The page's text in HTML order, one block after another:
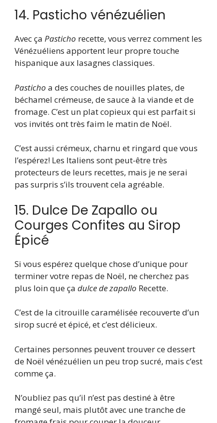
14. Pasticho vénézuélien
Avec ça Pasticho recette, vous verrez comment les
Vénézuéliens apportent leur propre touche
hispanique aux lasagnes classiques.
Pasticho a des couches de nouilles plates, de
béchamel crémeuse, de sauce à la viande et de
fromage. C’est un plat copieux qui est parfait si
vos invités ont très faim le matin de Noël.
C’est aussi crémeux, charnu et ringard que vous
l’espérez! Les Italiens sont peut-être très
protecteurs de leurs recettes, mais je ne serai
pas surpris s’ils trouvent cela agréable.
15. Dulce De Zapallo ou
Courges Confites au Sirop
Épicé
Si vous espérez quelque chose d’unique pour
terminer votre repas de Noël, ne cherchez pas
plus loin que ça dulce de zapallo Recette.
C’est de la citrouille caramélisée recouverte d’un
sirop sucré et épicé, et c’est délicieux.
Certaines personnes peuvent trouver ce dessert
de Noël vénézuélien un peu trop sucré, mais c’est
comme ça.
N’oubliez pas qu’il n’est pas destiné à être
mangé seul, mais plutôt avec une tranche de